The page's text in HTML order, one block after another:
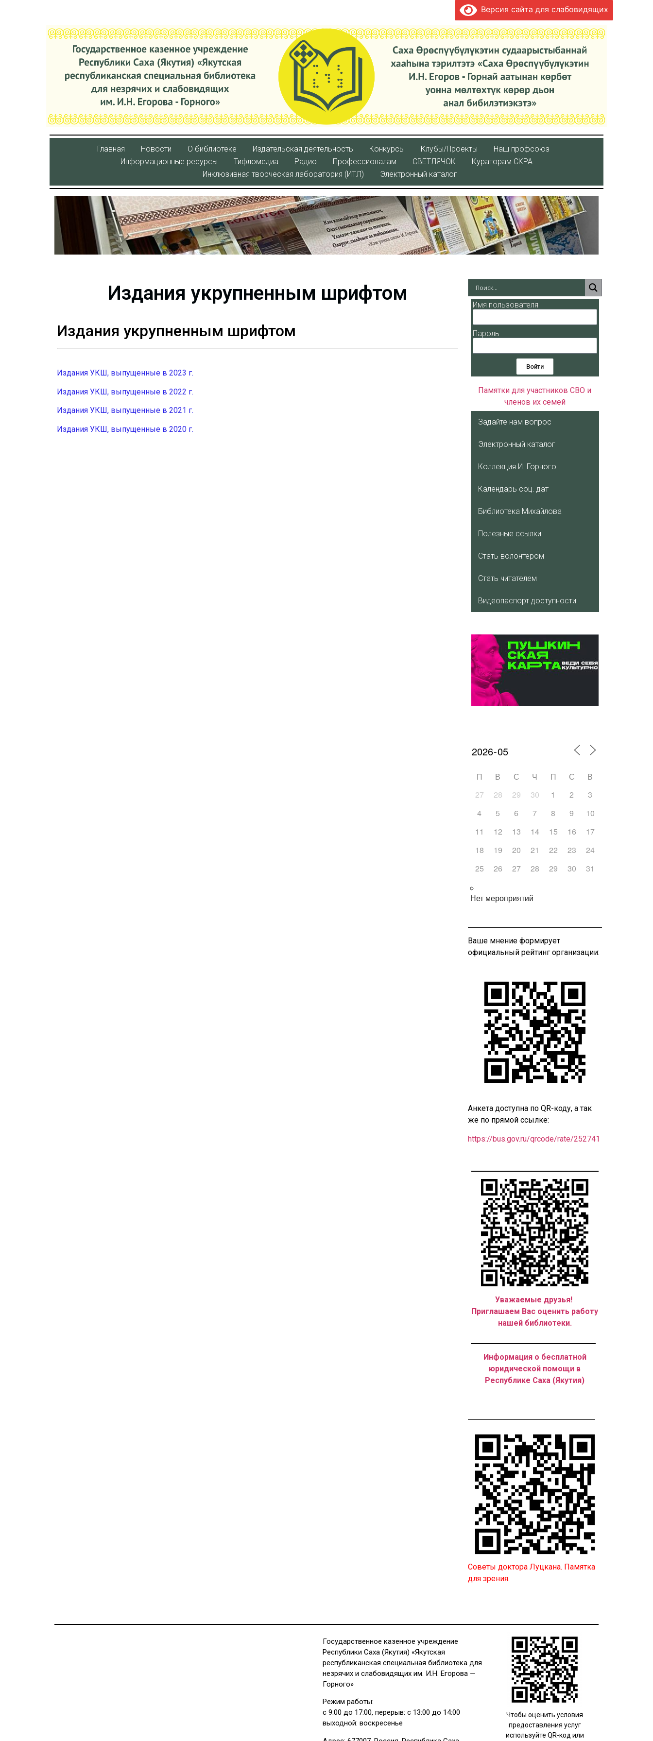
Версия сайта для слабовидящих
Главная Новости О библиотеке Издательская деятельность Конкурсы Клубы/Проекты
Наш профсоюз
Информационные ресурсы
Тифломедиа Радио Профессионалам СВЕТЛЯЧОК
Кураторaм СКРА
Инклюзивная творческая лаборатория (ИТЛ)
Электронный каталог
Издания укрупненным шрифтом
Издания укрупненным шрифтом
Издания УКШ, выпущенные в 2023 г.
Издания УКШ, выпущенные в 2022 г.
Издания УКШ, выпущенные в 2021 г.
Издания УКШ, выпущенные в 2020 г.
Имя пользователя
Пароль
Войти
Памятки для участников СВО и
членов их семей
Задайте нам вопрос
Электронный каталог
Коллекция И. Горного
Календарь соц. дат
Библиотека Михайлова
Полезные ссылки
Стать волонтером
Стать читателем
Видеопаспорт доступности
П В С Ч П С
В
27
28 29 30 1 2
3
4
5 6 7 8 9
10
11
12 13 14 15 16
17
18
19 20 21 22 23
24
25
26 27 28 29 30 31
Нет мероприятий
Ваше мнение формирует
официальный рейтинг организации:
Анкета доступна по QR-коду, а так
же по прямой ссылке:
https://bus.gov.ru/qrcode/rate/252741
Уважаемые друзья!
Приглашаем Вас оценить работу
нашей библиотеки.
Информация о бесплатной
юридической помощи в
Республике Саха (Якутия)
Советы доктора Луцкана. Памятка
для зрения.
Государственное казенное учреждение
Республики Саха (Якутия) «Якутская
республиканская специальная библиотека для
незрячих и слабовидящих им. И.Н. Егорова —
Горного»
Режим работы:
с 9:00 до 17:00, перерыв: с 13:00 до 14:00
выходной: воскресенье
Чтобы оценить условия
предоставления услуг
используйте QR-код или